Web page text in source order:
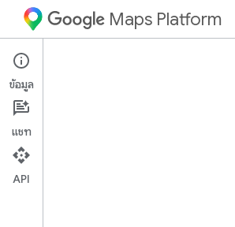
Maps Platform
Web
คำแนะนำ
ข้อมูล
แชท
API